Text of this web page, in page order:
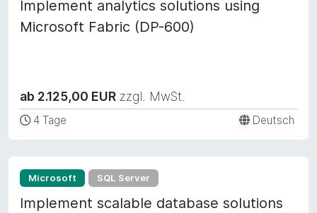
Implement analytics solutions using
Microsoft Fabric (DP-600)
ab 2.125,00 EUR zzgl. MwSt.
4 Tage Deutsch
Microsoft SQL Server
Implement scalable database solutions